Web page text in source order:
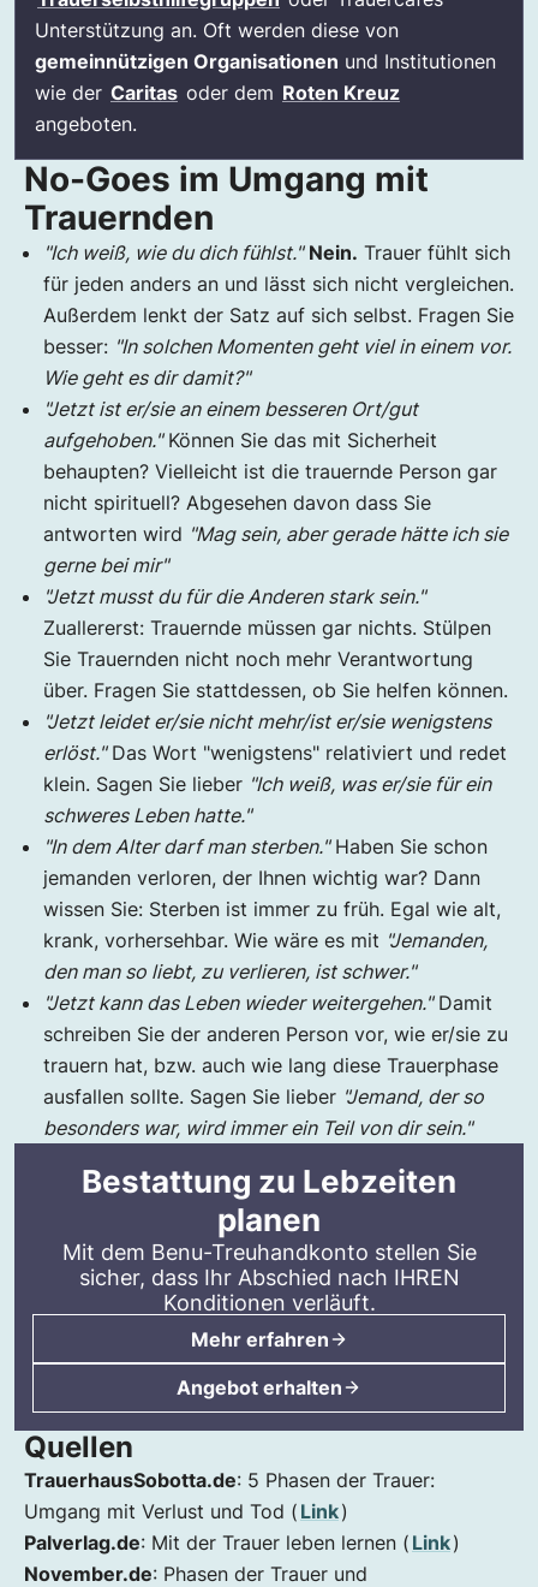
Unterstützung an. Oft werden diese von
gemeinnützigen Organisationen und Institutionen
wie der Caritas oder dem Roten Kreuz
angeboten.
No-Goes im Umgang mit
Trauernden
"Ich weiß, wie du dich fühlst." Nein. Trauer fühlt sich
für jeden anders an und lässt sich nicht vergleichen.
Außerdem lenkt der Satz auf sich selbst. Fragen Sie
besser: "In solchen Momenten geht viel in einem vor.
Wie geht es dir damit?"
"Jetzt ist er/sie an einem besseren Ort/gut
aufgehoben."Können Sie das mit Sicherheit
behaupten? Vielleicht ist die trauernde Person gar
nicht spirituell? Abgesehen davon dass Sie
antworten wird "Mag sein, aber gerade hätte ich sie
gerne bei mir"
"Jetzt musst du für die Anderen stark sein."
Zuallererst: Trauernde müssen gar nichts. Stülpen
Sie Trauernden nicht noch mehr Verantwortung
über. Fragen Sie stattdessen, ob Sie helfen können.
"Jetzt leidet er/sie nicht mehr/ist er/sie wenigstens
erlöst."Das Wort "wenigstens" relativiert und redet
klein. Sagen Sie lieber "Ich weiß, was er/sie für ein
schweres Leben hatte."
"In dem Alter darf man sterben."Haben Sie schon
jemanden verloren, der Ihnen wichtig war? Dann
wissen Sie: Sterben ist immer zu früh. Egal wie alt,
krank, vorhersehbar. Wie wäre es mit "Jemanden,
den man so liebt, zu verlieren, ist schwer."
"Jetzt kann das Leben wieder weitergehen."Damit
schreiben Sie der anderen Person vor, wie er/sie zu
trauern hat, bzw. auch wie lang diese Trauerphase
ausfallen sollte. Sagen Sie lieber "Jemand, der so
besonders war, wird immer ein Teil von dir sein."
Bestattung zu Lebzeiten
planen
Mit dem Benu-Treuhandkonto stellen Sie
sicher, dass Ihr Abschied nach IHREN
Konditionen verläuft.
Mehr erfahren
Angebot erhalten
Quellen
TrauerhausSobotta.de: 5 Phasen der Trauer:
Umgang mit Verlust und Tod ( Link)
Palverlag.de: Mit der Trauer leben lernen ( Link)
November.de: Phasen der Trauer und